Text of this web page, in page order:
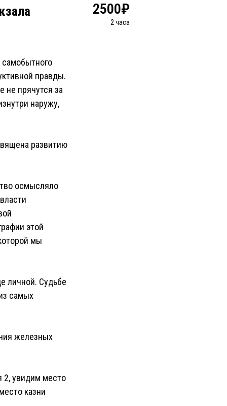
правды.
прячутся за
наружу,
развитию
осмысляло
этой
мы
личной. Судьбе
самых
железных
2, увидим место
казни
2500₽
2 часа